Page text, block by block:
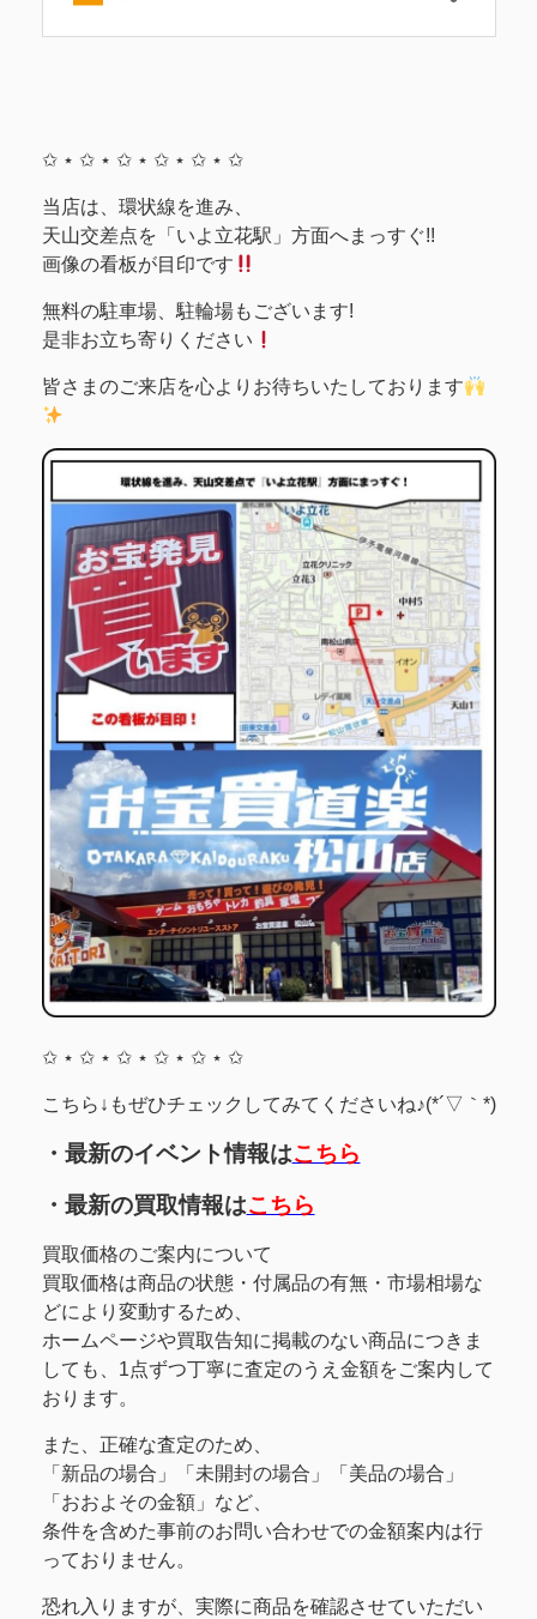
✩ ⋆ ✩ ⋆ ✩ ⋆ ✩ ⋆ ✩ ⋆ ✩
当店は、環状線を進み、
天山交差点を「いよ立花駅」方面へまっすぐ!!
画像の看板が目印です
無料の駐車場、駐輪場もございます!
是非お立ち寄りください
皆さまのご来店を心よりお待ちいたしております
✩ ⋆ ✩ ⋆ ✩ ⋆ ✩ ⋆ ✩ ⋆ ✩
こちら↓もぜひチェックしてみてくださいね♪(*´▽｀*)
・最新のイベント情報はこちら
・最新の買取情報はこちら
買取価格のご案内について
買取価格は商品の状態・付属品の有無・市場相場な
どにより変動するため、
ホームページや買取告知に掲載のない商品につきま
しても、1点ずつ丁寧に査定のうえ金額をご案内して
おります。
また、正確な査定のため、
「新品の場合」「未開封の場合」「美品の場合」
「おおよその金額」など、
条件を含めた事前のお問い合わせでの金額案内は行
っておりません。
恐れ入りますが、実際に商品を確認させていただい